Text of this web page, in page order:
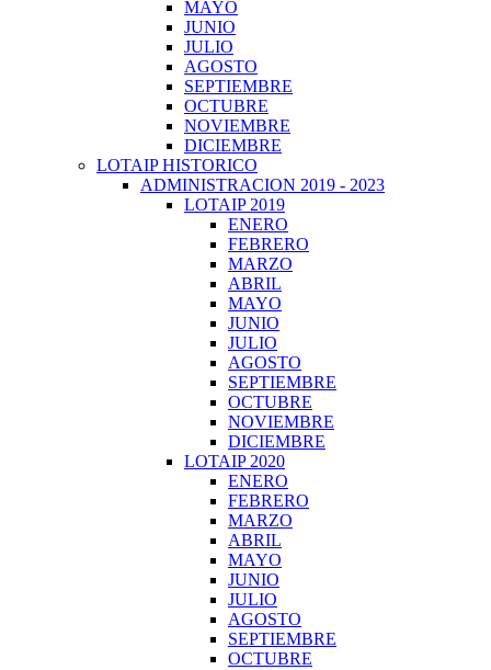
MAYO
JUNIO
JULIO
AGOSTO
SEPTIEMBRE
OCTUBRE
NOVIEMBRE
DICIEMBRE
LOTAIP HISTORICO
ADMINISTRACION 2019 - 2023
LOTAIP 2019
ENERO
FEBRERO
MARZO
ABRIL
MAYO
JUNIO
JULIO
AGOSTO
SEPTIEMBRE
OCTUBRE
NOVIEMBRE
DICIEMBRE
LOTAIP 2020
ENERO
FEBRERO
MARZO
ABRIL
MAYO
JUNIO
JULIO
AGOSTO
SEPTIEMBRE
OCTUBRE